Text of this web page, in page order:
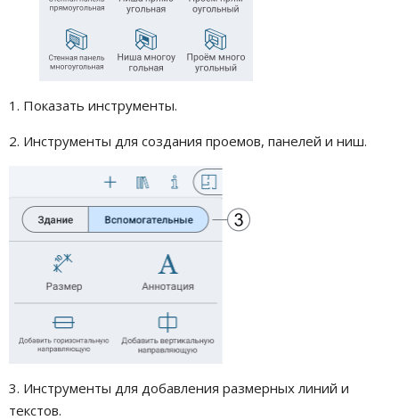
1. Показать инструменты.
2. Инструменты для создания проемов, панелей и ниш.
3. Инструменты для добавления размерных линий и
текстов.